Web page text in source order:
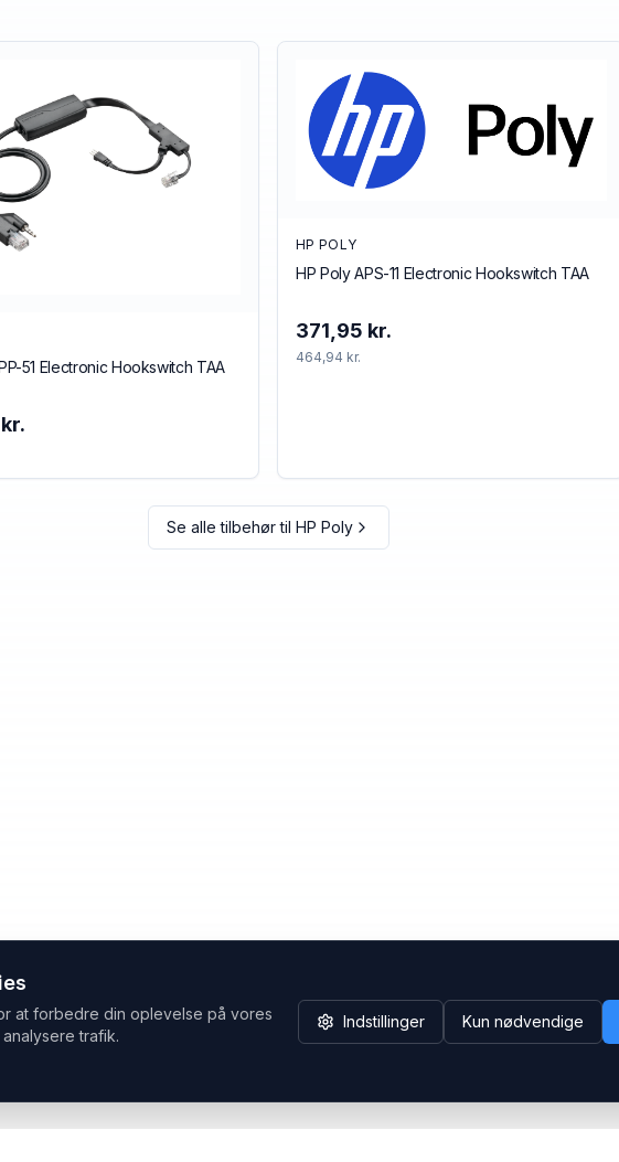
at forbedre din oplevelse på vores
trafik.
Indstillinger Kun nødvendige
51 Electronic Hookswitch TAA
HP POLY
HP Poly APS-11 Electronic Hookswitch TAA
371,95 kr.
464,94 kr.
Se alle tilbehør til HP Poly